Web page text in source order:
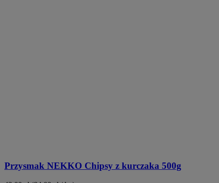
Przysmak NEKKO Chipsy z kurczaka 500g